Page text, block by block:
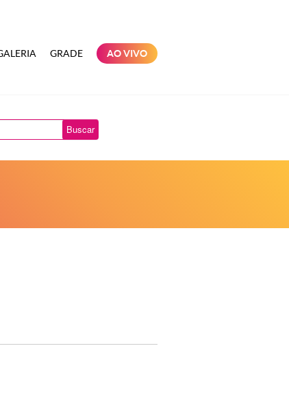
GRADE AO VIVO
Buscar